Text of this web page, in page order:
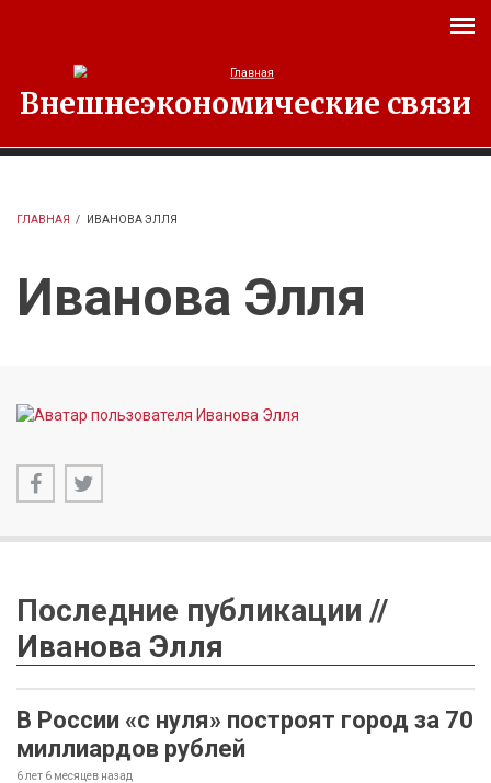
Внешнеэкономические связи
ГЛАВНАЯ / ИВАНОВА ЭЛЛЯ
Иванова Элля
Последние публикации //
Иванова Элля
В России «с нуля» построят город за 70
миллиардов рублей
6 лет 6 месяцев назад